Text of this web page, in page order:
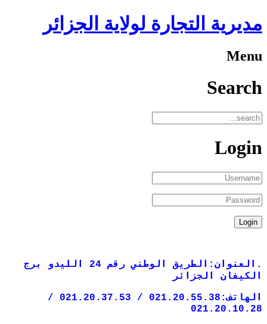
مديرية التجارة لولاية الجزائر
Menu
Search
Login
.العنوان:الطريق الوطني رقم 24 الليدو برج
الكيفان الجزائر
الهاتف:021.20.55.38 / 021.20.37.53 /
021.20.10.28